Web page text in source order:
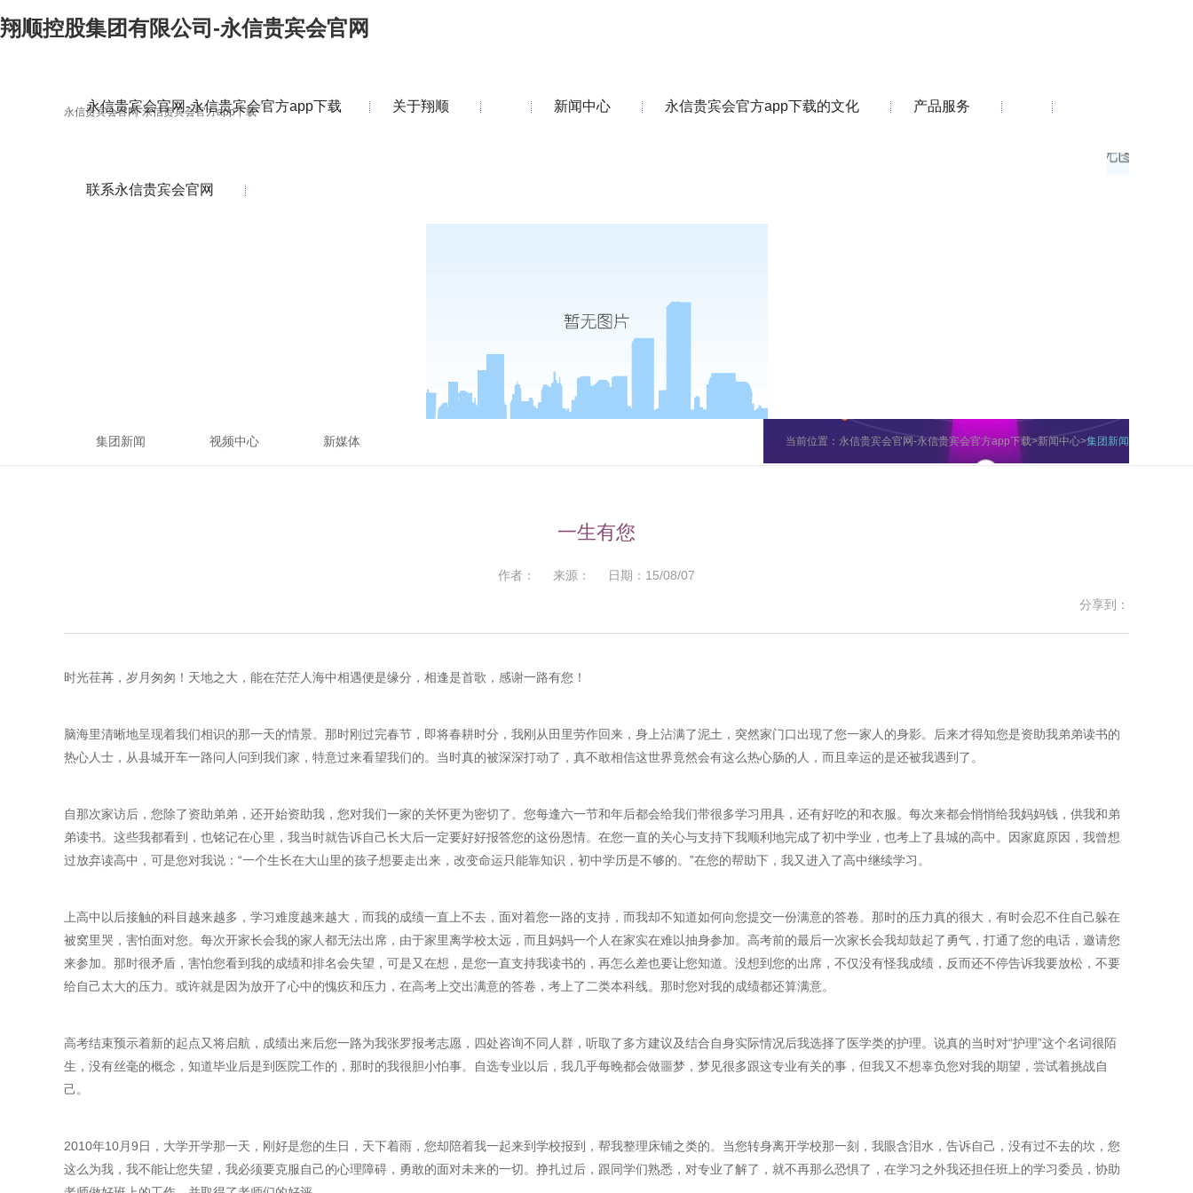
翔顺控股集团有限公司-永信贵宾会官网
永信贵宾会官网-永信贵宾会官方app下载
永信贵宾会官网-永信贵宾会官方app下载 关于翔顺 新闻中心 永信贵宾会官方app下载的文化 产品服务
联系永信贵宾会官网
当前位置： 永信贵宾会官网-永信贵宾会官方app下载>新闻中心>集团新闻
集团新闻 视频中心 新媒体
一生有您
作者： 来源： 日期：15/08/07
分享到：
时光荏苒，岁月匆匆！天地之大，能在茫茫人海中相遇便是缘分，相逢是首歌，感谢一路有您！
脑海里清晰地呈现着我们相识的那一天的情景。那时刚过完春节，即将春耕时分，我刚从田里劳作回来，身上沾满了泥土，突然家门口出现了您一家人的身影。后来才得知您是资助我弟弟读书的
热心人士，从县城开车一路问人问到我们家，特意过来看望我们的。当时真的被深深打动了，真不敢相信这世界竟然会有这么热心肠的人，而且幸运的是还被我遇到了。
自那次家访后，您除了资助弟弟，还开始资助我，您对我们一家的关怀更为密切了。您每逢六一节和年后都会给我们带很多学习用具，还有好吃的和衣服。每次来都会悄悄给我妈妈钱，供我和弟
弟读书。这些我都看到，也铭记在心里，我当时就告诉自己长大后一定要好好报答您的这份恩情。在您一直的关心与支持下我顺利地完成了初中学业，也考上了县城的高中。因家庭原因，我曾想
过放弃读高中，可是您对我说：“一个生长在大山里的孩子想要走出来，改变命运只能靠知识，初中学历是不够的。”在您的帮助下，我又进入了高中继续学习。
上高中以后接触的科目越来越多，学习难度越来越大，而我的成绩一直上不去，面对着您一路的支持，而我却不知道如何向您提交一份满意的答卷。那时的压力真的很大，有时会忍不住自己躲在
被窝里哭，害怕面对您。每次开家长会我的家人都无法出席，由于家里离学校太远，而且妈妈一个人在家实在难以抽身参加。高考前的最后一次家长会我却鼓起了勇气，打通了您的电话，邀请您
来参加。那时很矛盾，害怕您看到我的成绩和排名会失望，可是又在想，是您一直支持我读书的，再怎么差也要让您知道。没想到您的出席，不仅没有怪我成绩，反而还不停告诉我要放松，不要
给自己太大的压力。或许就是因为放开了心中的愧疚和压力，在高考上交出满意的答卷，考上了二类本科线。那时您对我的成绩都还算满意。
高考结束预示着新的起点又将启航，成绩出来后您一路为我张罗报考志愿，四处咨询不同人群，听取了多方建议及结合自身实际情况后我选择了医学类的护理。说真的当时对“护理”这个名词很陌
生，没有丝毫的概念，知道毕业后是到医院工作的，那时的我很胆小怕事。自选专业以后，我几乎每晚都会做噩梦，梦见很多跟这专业有关的事，但我又不想辜负您对我的期望，尝试着挑战自
己。
2010年10月9日，大学开学那一天，刚好是您的生日，天下着雨，您却陪着我一起来到学校报到，帮我整理床铺之类的。当您转身离开学校那一刻，我眼含泪水，告诉自己，没有过不去的坎，您
这么为我，我不能让您失望，我必须要克服自己的心理障碍，勇敢的面对未来的一切。挣扎过后，跟同学们熟悉，对专业了解了，就不再那么恐惧了，在学习之外我还担任班上的学习委员，协助